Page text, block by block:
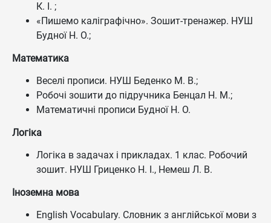
К. І. ;
«Пишемо каліграфічно». Зошит-тренажер. НУШ
Будної Н. О.;
Математика
Веселі прописи. НУШ Беденко М. В.;
Робочі зошити до підручника Бенцал Н. М.;
Математичні прописи Будної Н. О.
Логіка
Логіка в задачах і прикладах. 1 клас. Робочий
зошит. НУШ Гриценко Н. І., Немеш Л. В.
Іноземна мова
English Vocabulary. Словник з англійської мови з